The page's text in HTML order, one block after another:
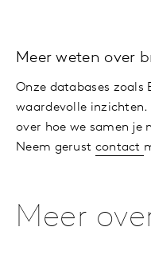
Meer weten over
Onze databases zoals
waardevolle inzichten.
over hoe we samen je
Neem gerust contact
Meer